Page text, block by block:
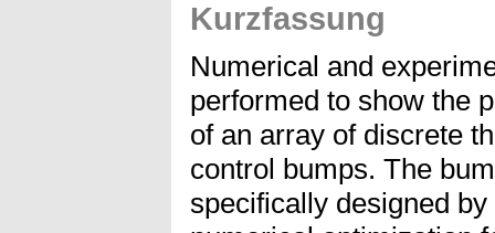
Kurzfassung
Numerical and
performed to show the
of an array of discrete
control bumps. The
specifically designed